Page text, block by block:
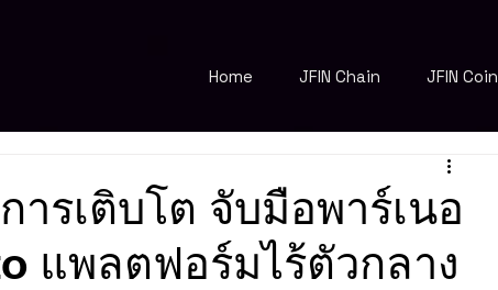
Home JFIN Chain JFIN Coin
ารเติบโต จับมือพาร์เนอ
แพลตฟอร์มไร้ตัวกลาง